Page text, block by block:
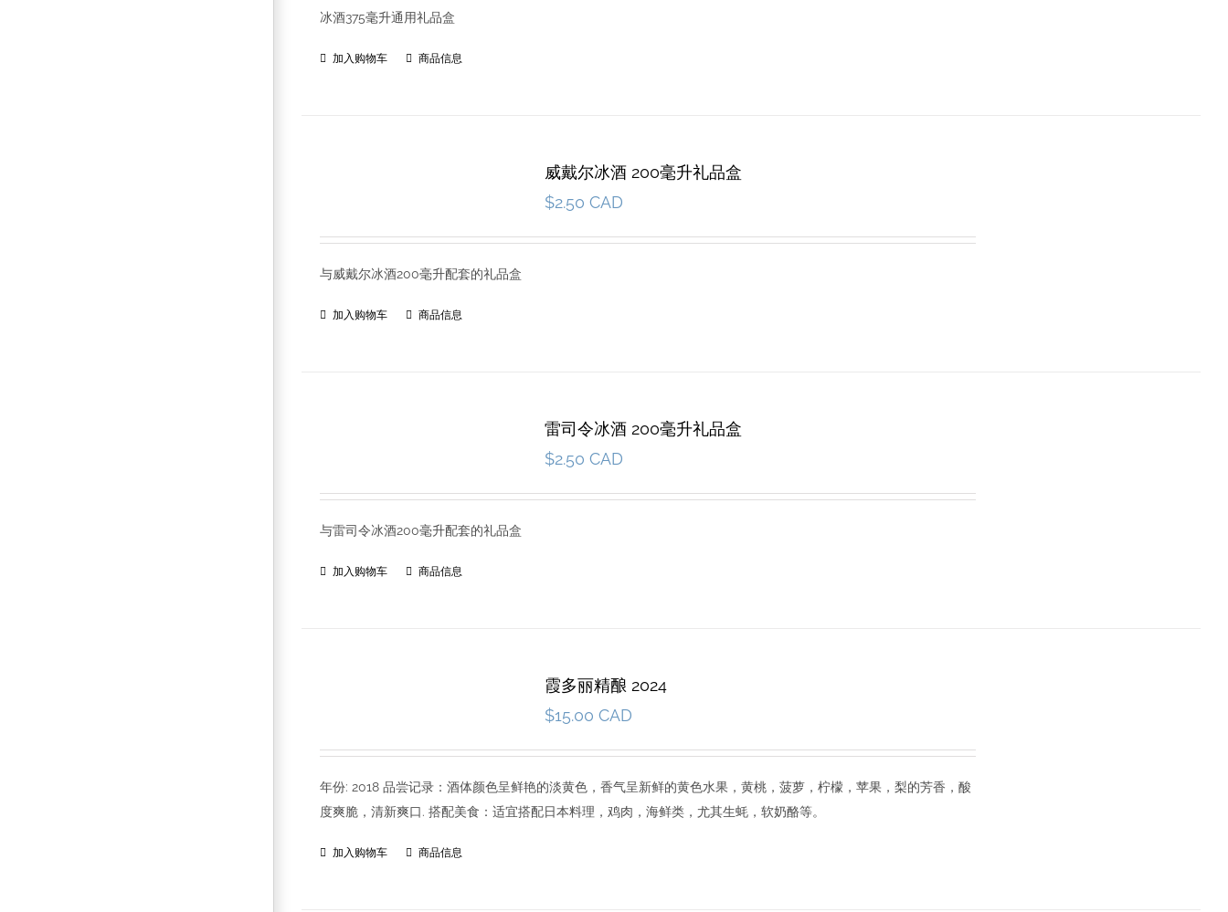
冰酒375毫升通用礼品盒
加入购物车 商品信息
威戴尔冰酒 200毫升礼品盒
$2.50 CAD
与威戴尔冰酒200毫升配套的礼品盒
加入购物车 商品信息
雷司令冰酒 200毫升礼品盒
$2.50 CAD
与雷司令冰酒200毫升配套的礼品盒
加入购物车 商品信息
霞多丽精酿 2024
$15.00 CAD
年份: 2018 品尝记录：酒体颜色呈鲜艳的淡黄色，香气呈新鲜的黄色水果，黄桃，菠萝，柠檬，苹果，梨的芳香，酸
度爽脆，清新爽口. 搭配美食：适宜搭配日本料理，鸡肉，海鲜类，尤其生蚝，软奶酪等。
加入购物车 商品信息